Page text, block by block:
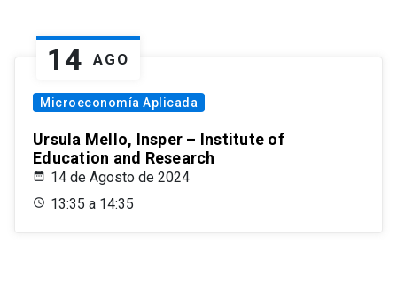
14 AGO
Microeconomía Aplicada
Ursula Mello, Insper – Institute of
Education and Research
14 de Agosto de 2024
13:35 a 14:35